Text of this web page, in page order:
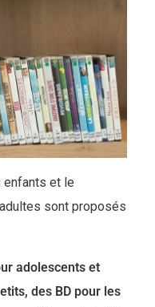
enfants et le
sont proposés
adolescents et
des BD pour les